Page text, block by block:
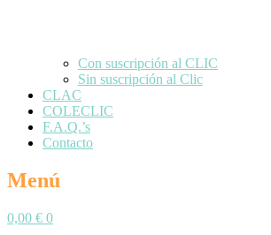
Con suscripción al CLIC
Sin suscripción al Clic
CLAC
COLECLIC
F.A.Q.’s
Contacto
Menú
0,00 € 0